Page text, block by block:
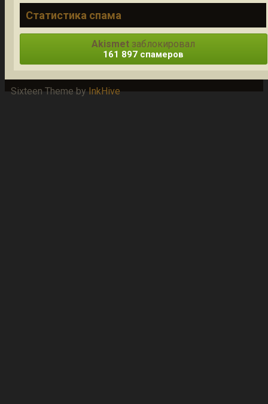
Статистика спама
Akismet заблокировал
161 897 спамеров
Sixteen Theme by InkHive